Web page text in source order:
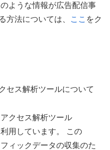
ような情報が広告配信事
方法については、
ここ をク
セス解析ツールについて
クセス解析ツール
用しています。 この
ィックデータの収集のた